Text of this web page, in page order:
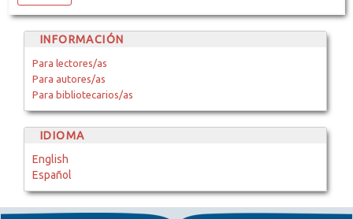
INFORMACIÓN
Para lectores/as
Para autores/as
Para bibliotecarios/as
IDIOMA
English
Español